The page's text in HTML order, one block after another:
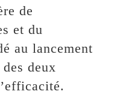
de
et du
au lancement
deux